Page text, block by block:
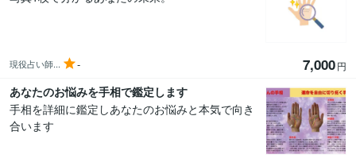
現役占い師... - 7,000円
あなたのお悩みを手相で鑑定します
手相を詳細に鑑定しあなたのお悩みと本気で向き
合います